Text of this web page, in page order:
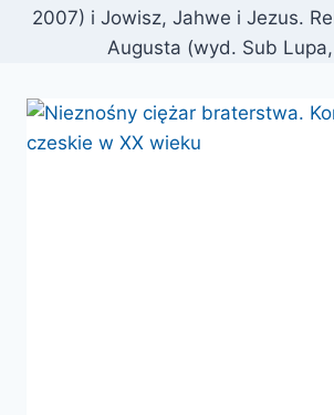
2007) i Jowisz, Jahwe i Jezus.
Augusta (wyd. Sub